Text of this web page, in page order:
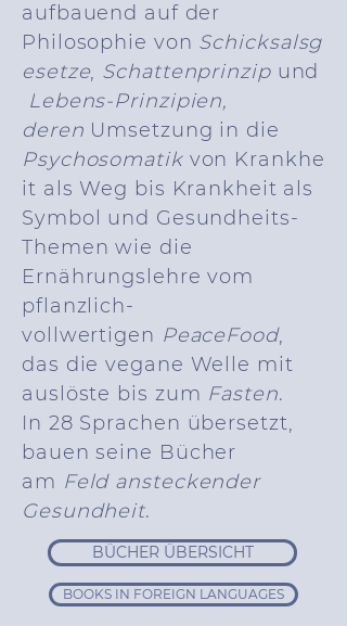
aufbauend auf der
Philosophie von Schicksalsg
esetze, Schattenprinzipund
Lebens-Prinzipien,
deren Umsetzung in die
Psychosomatik von Krankhe
it als Weg bis Krankheit als
Symbol und Gesundheits-
Themen wie die
Ernährungslehre vom
pflanzlich-
vollwertigen PeaceFood,
das die vegane Welle mit
auslöste bis zum Fasten.
In 28 Sprachen übersetzt,
bauen seine Bücher
am Feld ansteckender
Gesundheit.
BÜCHER ÜBERSICHT
BOOKS IN FOREIGN LANGUAGES